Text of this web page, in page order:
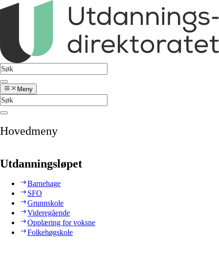
Meny
Hovedmeny
Utdanningsløpet
Barnehage
SFO
Grunnskole
Videregående
Opplæring for voksne
Folkehøgskole